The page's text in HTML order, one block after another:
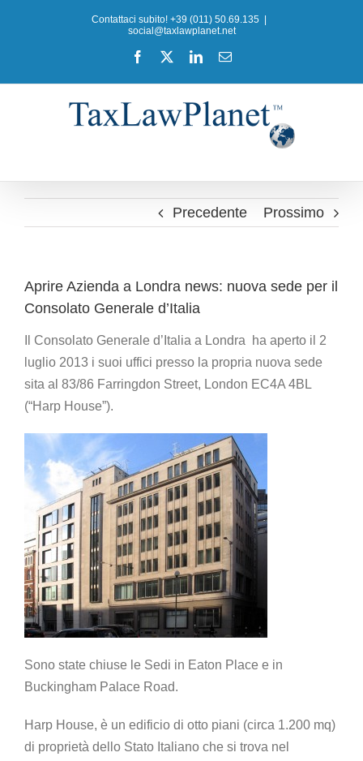
Contattaci subito! +39 (011) 50.69.135
social@taxlawplanet.net
Facebook LinkedInEmail
Precedente Prossimo
Aprire Azienda a Londra news: nuova sede per il
Consolato Generale d’Italia
Il Consolato Generale d’Italia a Londra ha aperto il 2
luglio 2013 i suoi uffici presso la propria nuova sede
sita al 83/86 Farringdon Street, London EC4A 4BL
(“Harp House”).
Sono state chiuse le Sedi in Eaton Place e in
Buckingham Palace Road.
Harp House, è un edificio di otto piani (circa 1.200 mq)
di proprietà dello Stato Italiano che si trova nel